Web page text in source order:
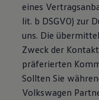
eines
lit. b DSGVO) zur
uns. Die
Zweck der
präferierten
Sollten Sie
Volkswagen